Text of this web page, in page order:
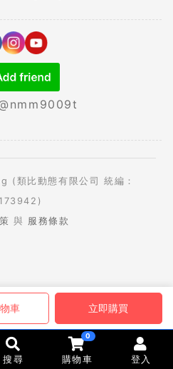
車 立即購買
比動態有限公司 統編：
與 服務條款
搜尋
0
購物車 登入